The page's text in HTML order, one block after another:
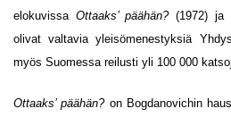
elokuvissa Ottaaks’ päähän?(1972) ja
olivat valtavia yleisömenestyksiä
myös Suomessa reilusti yli 100 000
Ottaaks’ päähän?on Bogdanovichin